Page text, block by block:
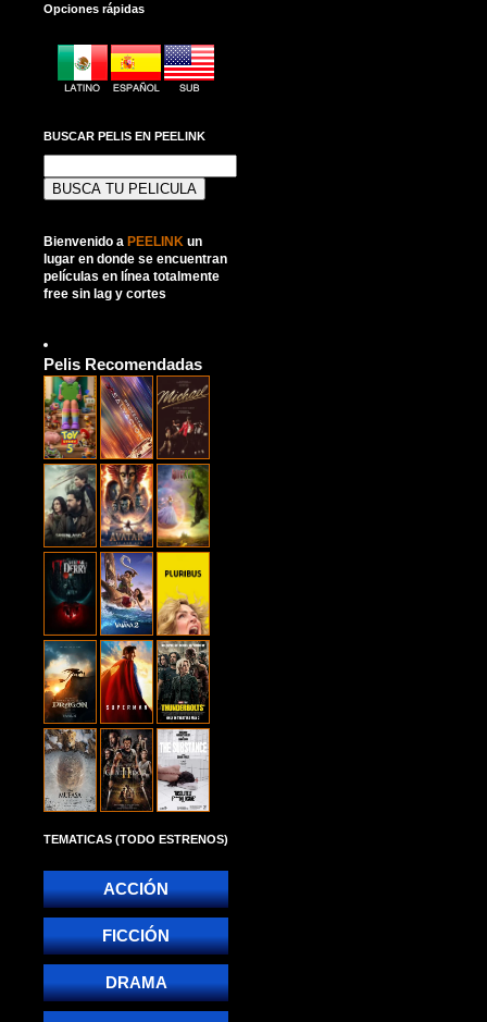
Opciones rápidas
BUSCAR PELIS EN PEELINK
Bienvenido a PEELINK un
lugar en donde se encuentran
películas en línea totalmente
free sin lag y cortes
Pelis Recomendadas
TEMATICAS (TODO ESTRENOS)
ACCIÓN
FICCIÓN
DRAMA